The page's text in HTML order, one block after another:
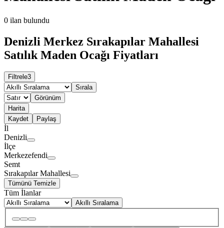
0 ilan bulundu
Denizli Merkez Sırakapılar Mahallesi
Satılık Maden Ocağı Fiyatları
Filtrele3
Sırala
Görünüm
Harita
Kaydet
Paylaş
İl
Denizli
İlçe
Merkezefendi
Semt
Sırakapılar Mahallesi
Tümünü Temizle
Tüm İlanlar
Akıllı Sıralama